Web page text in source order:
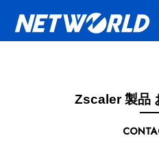
Zscaler 製品